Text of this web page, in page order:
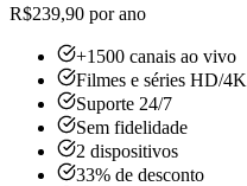
R$239,90 por ano
+1500 canais ao vivo
Filmes e séries HD/4K
Suporte 24/7
Sem fidelidade
2 dispositivos
33% de desconto